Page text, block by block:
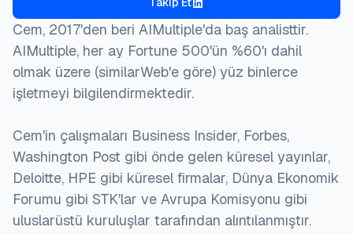
Yeni sistemleri uygulamak, operasyonlarda geçici
kesintilere yol açabilir. İyi yönetilmezse, bu fatura
hatalarına ve müşteri memnuniyetsizliğine neden
olabilir.
Akıllı sayaçlar ve AMI sistemlerinin bakım
ihtiyaçları vardır. Zamanla bu sistemler eski olabilir
ve yükseltme veya değiştirme gerektirebilir.
howpublished    = {\url{https://aimultiple.com/
note   = {AIMultiple. Erişim tarihi: 18 Haziran
}
Cem, 2017'den beri AIMultiple'da baş analisttir.
AIMultiple, her ay Fortune 500'ün %60'ı dahil
olmak üzere (similarWeb'e göre) yüz binlerce
işletmeyi bilgilendirmektedir.
Cem'in çalışmaları Business Insider, Forbes,
Washington Post gibi önde gelen küresel yayınlar,
Deloitte, HPE gibi küresel firmalar, Dünya Ekonomik
Forumu gibi STK'lar ve Avrupa Komisyonu gibi
uluslarüstü kuruluşlar tarafından alıntılanmıştır.